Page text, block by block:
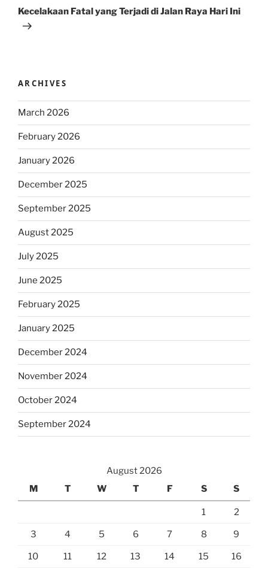
Post
Kecelakaan Fatal yang Terjadi di Jalan Raya Hari Ini
ARCHIVES
March 2026
February 2026
January 2026
December 2025
September 2025
August 2025
July 2025
June 2025
February 2025
January 2025
December 2024
November 2024
October 2024
September 2024
August 2026
M
T W T F S S
1 2
3 4 5 6 7 8 9
10 11 12 13 14 15 16